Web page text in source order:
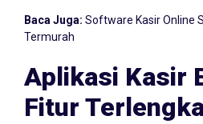
Baca Juga: Software Kasir Online
Termurah
Aplikasi Kasir
Fitur